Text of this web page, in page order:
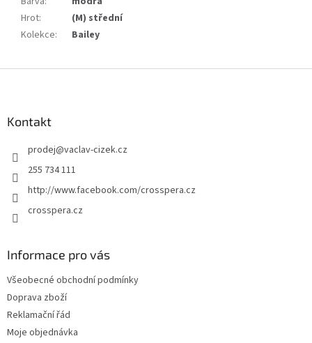
Hrot:
(M) střední
Kolekce: Bailey
Kontakt
prodej@vaclav-cizek.cz
255 734 111
http://www.facebook.com/crosspera.cz
crosspera.cz
Informace pro vás
Všeobecné obchodní podmínky
Doprava zboží
Reklamační řád
Moje objednávka